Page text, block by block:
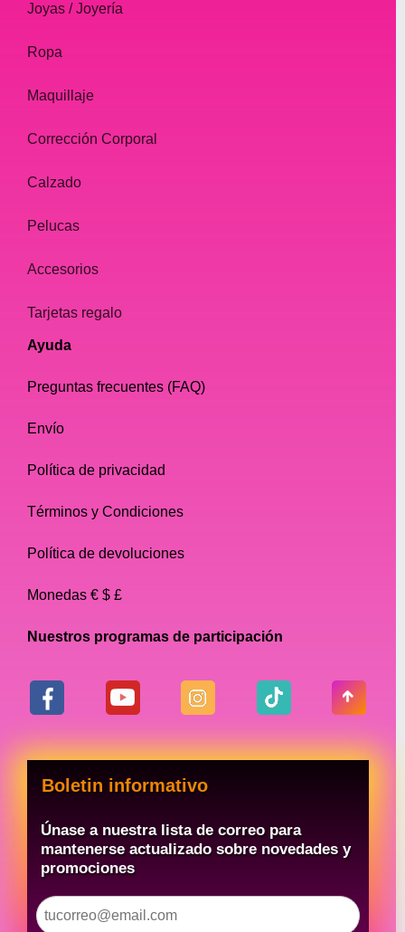
Joyas / Joyería
Ropa
Maquillaje
Corrección Corporal
Calzado
Pelucas
Accesorios
Tarjetas regalo
Ayuda
Preguntas frecuentes (FAQ)
Envío
Política de privacidad
Términos y Condiciones
Política de devoluciones
Monedas € $ £
Nuestros programas de participación
Boletin informativo
Únase a nuestra lista de correo para
mantenerse actualizado sobre novedades y
promociones